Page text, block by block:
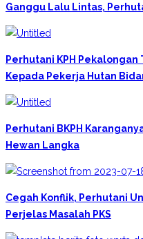
Ganggu Lalu Lintas,
Perhutani KPH
Kepada Pekerja Hutan
Perhutani BKPH
Hewan Langka
Cegah Konflik, Perhutani
Perjelas Masalah PKS